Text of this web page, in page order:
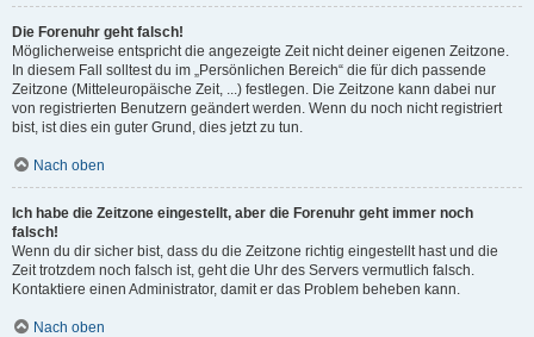
Die Forenuhr geht falsch!
Möglicherweise entspricht die angezeigte Zeit nicht deiner eigenen Zeitzone.
In diesem Fall solltest du im „Persönlichen Bereich“ die für dich passende
Zeitzone (Mitteleuropäische Zeit, ...) festlegen. Die Zeitzone kann dabei nur
von registrierten Benutzern geändert werden. Wenn du noch nicht registriert
bist, ist dies ein guter Grund, dies jetzt zu tun.
Nach oben
Ich habe die Zeitzone eingestellt, aber die Forenuhr geht immer noch
falsch!
Wenn du dir sicher bist, dass du die Zeitzone richtig eingestellt hast und die
Zeit trotzdem noch falsch ist, geht die Uhr des Servers vermutlich falsch.
Kontaktiere einen Administrator, damit er das Problem beheben kann.
Nach oben